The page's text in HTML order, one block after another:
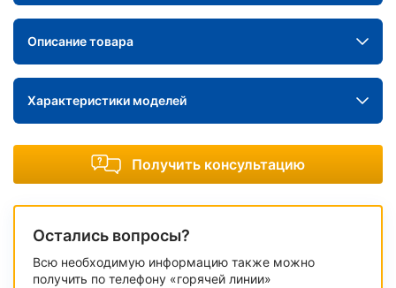
Описание товара
Характеристики моделей
Получить консультацию
Остались вопросы?
Всю необходимую информацию также можно
получить по телефону «горячей линии»